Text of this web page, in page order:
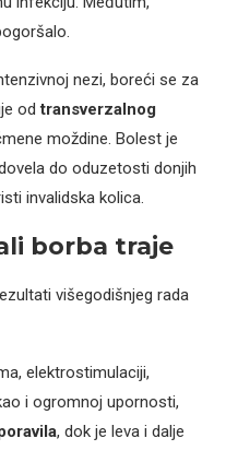
nezi, boreći se za
odtransverzalnog
moždine. Bolest je
do oduzetosti donjih
invalidska kolica.
borba traje
višegodišnjeg rada
elektrostimulaciji,
i ogromnoj upornosti,
, dok je leva i dalje